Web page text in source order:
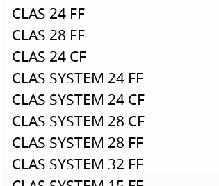
CLAS 24 FF
CLAS 28 FF
CLAS 24 CF
CLAS SYSTEM 24 FF
CLAS SYSTEM 24 CF
CLAS SYSTEM 28 CF
CLAS SYSTEM 28 FF
CLAS SYSTEM 32 FF